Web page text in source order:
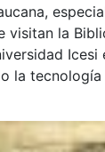
visitan la
la